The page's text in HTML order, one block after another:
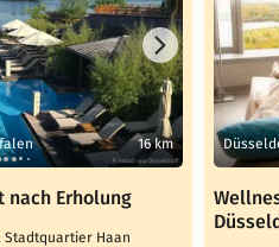
16 km
nach Erholung
Stadtquartier Haan